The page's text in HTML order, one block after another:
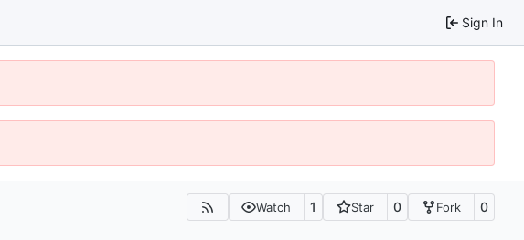
Sign In
Watch 1 Star 0 Fork 0